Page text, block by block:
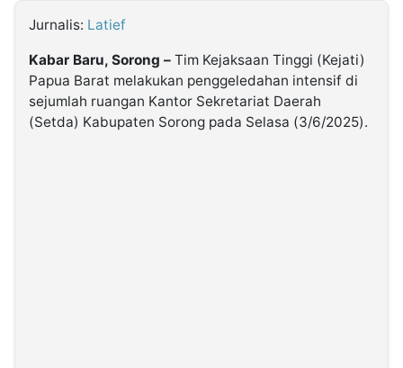
Jurnalis: Latief
Kabar Baru, Sorong – Tim Kejaksaan Tinggi (Kejati)
Papua Barat melakukan penggeledahan intensif di
sejumlah ruangan Kantor Sekretariat Daerah
(Setda) Kabupaten Sorong pada Selasa (3/6/2025).